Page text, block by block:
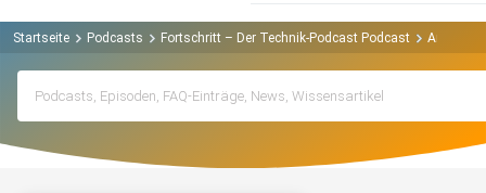
Startseite Podcasts Fortschritt – Der Technik-Podcast Podcast An